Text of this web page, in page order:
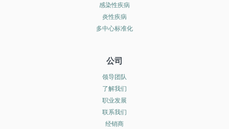
感染性疾病
炎性疾病
多中心标准化
公司
领导团队
了解我们
职业发展
联系我们
经销商